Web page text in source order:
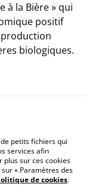
à la Bière » qui
positif
production
biologiques.
cookies
petits fichiers qui
services afin
plus sur ces cookies
« Paramètres des
de cookies.